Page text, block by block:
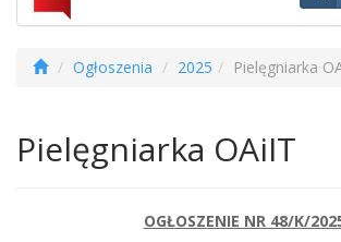
Ogłoszenia 2025 Pielęgniarka
Pielęgniarka OAiIT
OGŁOSZENIE NR 48/K/